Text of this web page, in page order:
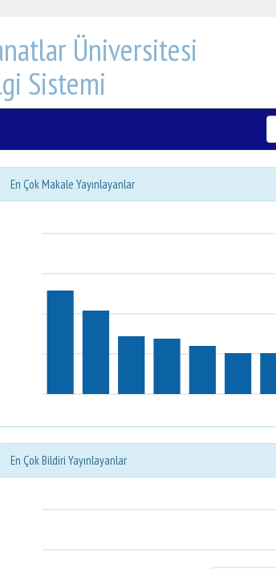
Üniversitesi
Sistemi
En Çok Makale Yayınlayanlar
En Çok Bildiri Yayınlayanlar